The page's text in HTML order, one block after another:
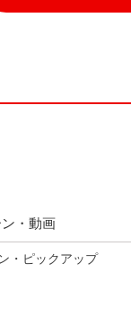
・動画
・ピックアップ